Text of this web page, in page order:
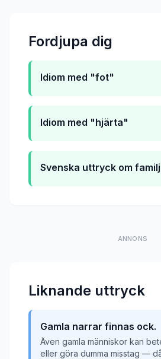
Fordjupa dig
Idiom med "fot"
Idiom med "hjärta"
Svenska uttryck om familj
ANNONS
Liknande uttryck
Gamla narrar finnas ock.
Även gamla människor kan
eller göra dumma misstag —